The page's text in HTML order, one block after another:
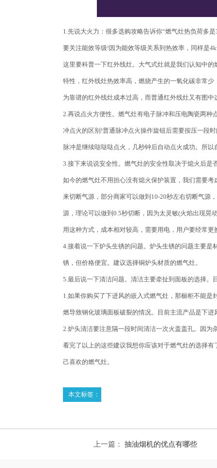
1.先说大火力：很多选购攻略告诉你“燃气灶热负荷多
要关注能效等级!因为能效等级关系到热效率，同样是
这里要科普一下红外线灶。大气式灶就是我们认知中
特性，红外线灶热效率高，燃烧产生的一氧化碳非常
为靠谱的红外线灶成本过高，而普通红外线灶又有图
2.再说点火方便性。燃气灶有电子脉冲和压电陶瓷两
冲点火的区别!普通脉冲点火操作旋钮后需要按压一段
脉冲是继续哒哒哒点火，几秒钟后自动点火成功。所以
3.接下来说说安全性。燃气灶的安全性取决于熄火后
如今的燃气灶不用担心没有熄火保护装置，我们需要
来切断气源，部分商家可以做到10-20秒左右切断气源
源，理论可以做到0.5秒切断，因为太灵敏(火焰出现晃
用这种方式，成本相对较高，需要用电，用户要经常更
4.接着说一下炉头生锈的问题。炉头生锈的问题主要
锈，但价格便宜。建议选择铜炉头材质的燃气灶。
5.最后说一下清洁问题。清洁主要牵扯到面板的选择
1.如果你购买了下进风的嵌入式燃气灶，那橱柜不能
燃导致钢化玻璃面板破裂的情况。目前主流产品是下
2.炉头清洁要注意隔一段时间清洁一次火盖盖孔。因为
看完了以上的这些建议我想你应该对于燃气灶的选择
己喜欢的燃气灶。
本文标签：
上一篇： 抽油烟机的优点有哪些